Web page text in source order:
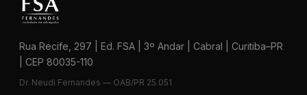
Rua Recife, 297 | Ed. FSA | 3º Andar | Cabral | Curitiba–PR
| CEP 80035-110
Dr. Neudi Fernandes — OAB/PR 25.051